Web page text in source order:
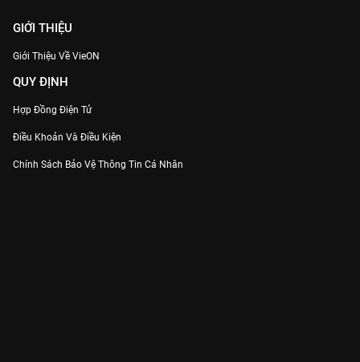
GIỚI THIỆU
Giới Thiệu Về VieON
QUY ĐỊNH
Hợp Đồng Điện Tử
Điều Khoản Và Điều Kiện
Chính Sách Bảo Vệ Thông Tin Cá Nhân